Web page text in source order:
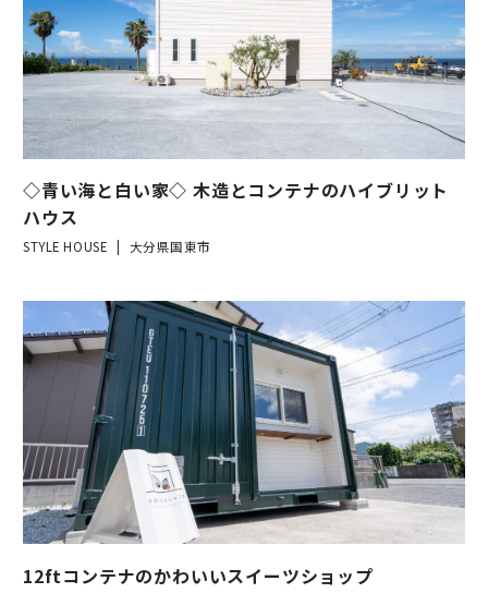
◇青い海と白い家◇ 木造とコンテナのハイブリット
ハウス
STYLE HOUSE 大分県国東市
12ftコンテナのかわいいスイーツショップ